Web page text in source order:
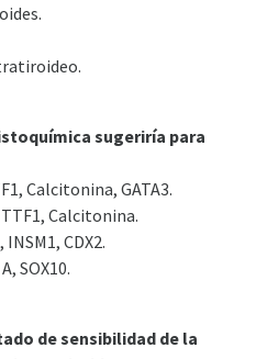
sugeriría para
Calcitonina, GATA3.
Calcitonina.
CDX2.
SOX10.
de sensibilidad de la